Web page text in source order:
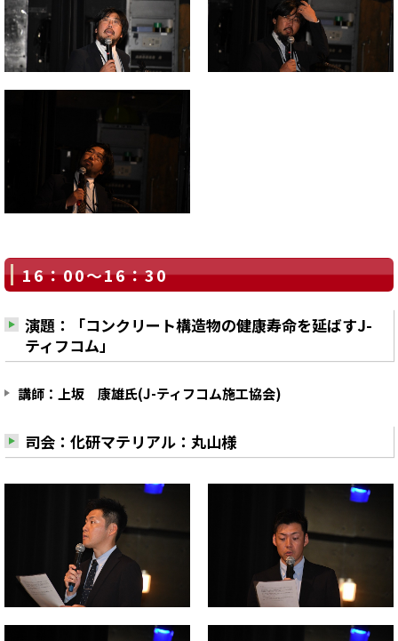
16：00～16：30
演題：「コンクリート構造物の健康寿命を延ばすJ-
ティフコム」
講師：上坂 康雄氏(J-ティフコム施工協会)
司会：化研マテリアル：丸山様